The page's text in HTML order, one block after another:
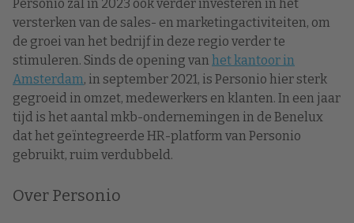
Personio zal in 2023 ook verder investeren in het
versterken van de sales- en marketingactiviteiten, om
de groei van het bedrijf in deze regio verder te
stimuleren. Sinds de opening van het kantoor in
Amsterdam, in september 2021, is Personio hier sterk
gegroeid in omzet, medewerkers en klanten. In een jaar
tijd is het aantal mkb-ondernemingen in de Benelux
dat het geïntegreerde HR-platform van Personio
gebruikt, ruim verdubbeld.
Over Personio